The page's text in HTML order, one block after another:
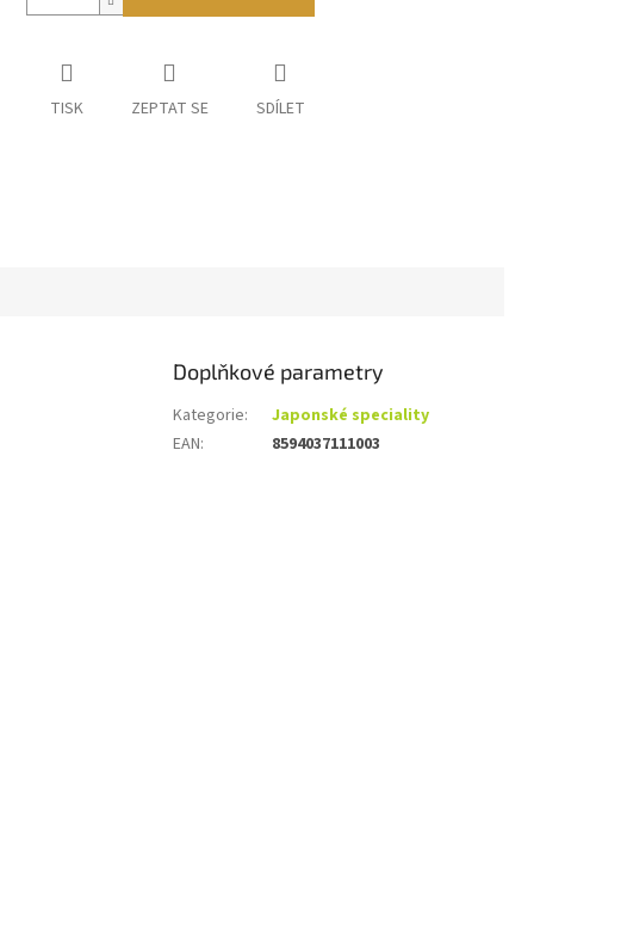
TISK ZEPTAT SE SDÍLET
Doplňkové parametry
Kategorie:
Japonské speciality
EAN: 8594037111003